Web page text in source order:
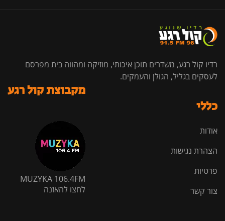
רדיו קול רגע, משדרים תוכן איכותי, מוזיקה ומהווה בית מפרסם
לעסקים בגליל, הגולן והעמקים.
כללי
אודות
הצהרת נגישות
פרטיות
צור קשר
מקבוצת קול רגע
MUZYKA 106.4FM
לחצו להאזנה